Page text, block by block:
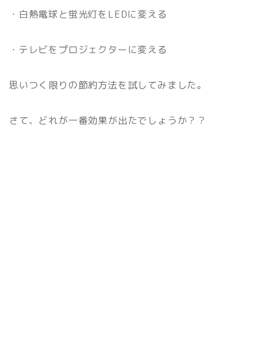
・白熱電球と蛍光灯をLEDに変える
・テレビをプロジェクターに変える
思いつく限りの節約方法を試してみました。
さて、どれが一番効果が出たでしょうか？？